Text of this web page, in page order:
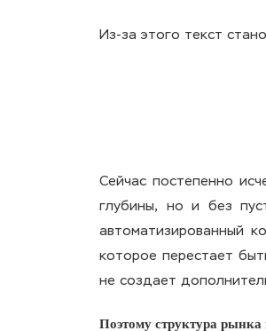
Из-за этого текст
Сейчас постепенно
глубины, но и без
автоматизированный
которое перестает
не создает
Поэтому структура рынка